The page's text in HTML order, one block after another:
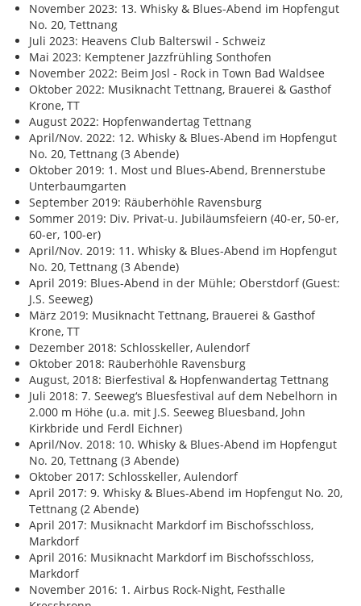
November 2023: 13. Whisky & Blues-Abend im Hopfengut
No. 20, Tettnang
Juli 2023: Heavens Club Balterswil - Schweiz
Mai 2023: Kemptener Jazzfrühling Sonthofen
November 2022: Beim Josl - Rock in Town Bad Waldsee
Oktober 2022: Musiknacht Tettnang, Brauerei & Gasthof
Krone, TT
August 2022: Hopfenwandertag Tettnang
April/Nov. 2022: 12. Whisky & Blues-Abend im Hopfengut
No. 20, Tettnang (3 Abende)
Oktober 2019: 1. Most und Blues-Abend, Brennerstube
Unterbaumgarten
September 2019: Räuberhöhle Ravensburg
Sommer 2019: Div. Privat-u. Jubiläumsfeiern (40-er, 50-er,
60-er, 100-er)
April/Nov. 2019: 11. Whisky & Blues-Abend im Hopfengut
No. 20, Tettnang (3 Abende)
April 2019: Blues-Abend in der Mühle; Oberstdorf (Guest:
J.S. Seeweg)
März 2019: Musiknacht Tettnang, Brauerei & Gasthof
Krone, TT
Dezember 2018: Schlosskeller, Aulendorf
Oktober 2018: Räuberhöhle Ravensburg
August, 2018: Bierfestival & Hopfenwandertag Tettnang
Juli 2018: 7. Seeweg‘s Bluesfestival auf dem Nebelhorn in
2.000 m Höhe (u.a. mit J.S. Seeweg Bluesband, John
Kirkbride und Ferdl Eichner)
April/Nov. 2018: 10. Whisky & Blues-Abend im Hopfengut
No. 20, Tettnang (3 Abende)
Oktober 2017: Schlosskeller, Aulendorf
April 2017: 9. Whisky & Blues-Abend im Hopfengut No. 20,
Tettnang (2 Abende)
April 2017: Musiknacht Markdorf im Bischofsschloss,
Markdorf
April 2016: Musiknacht Markdorf im Bischofsschloss,
Markdorf
November 2016: 1. Airbus Rock-Night, Festhalle